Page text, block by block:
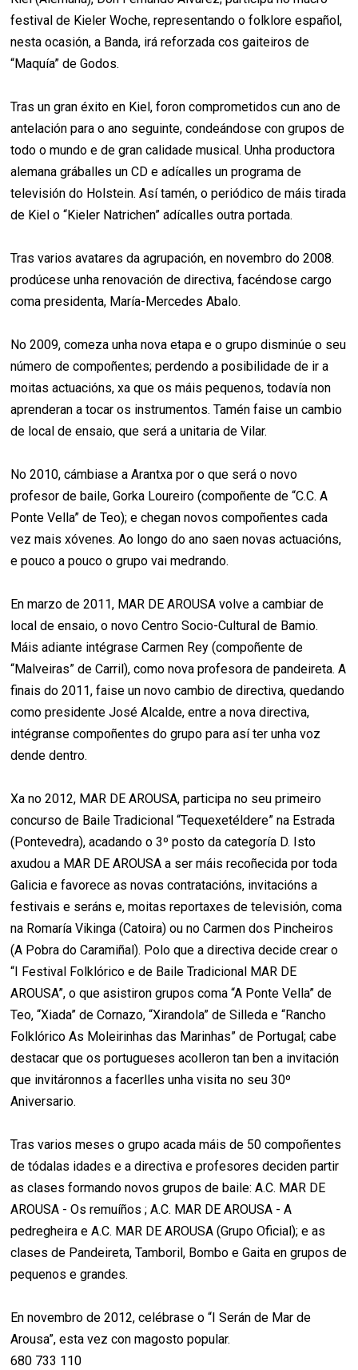
festival de Kieler Woche, representando o folklore español,
nesta ocasión, a Banda, irá reforzada cos gaiteiros de
“Maquía” de Godos.
Tras un gran éxito en Kiel, foron comprometidos cun ano de
antelación para o ano seguinte, condeándose con grupos de
todo o mundo e de gran calidade musical. Unha productora
alemana gráballes un CD e adícalles un programa de
televisión do Holstein. Así tamén, o periódico de máis tirada
de Kiel o “Kieler Natrichen” adícalles outra portada.
Tras varios avatares da agrupación, en novembro do 2008.
prodúcese unha renovación de directiva, facéndose cargo
coma presidenta, María-Mercedes Abalo.
No 2009, comeza unha nova etapa e o grupo disminúe o seu
número de compoñentes; perdendo a posibilidade de ir a
moitas actuacións, xa que os máis pequenos, todavía non
aprenderan a tocar os instrumentos. Tamén faise un cambio
de local de ensaio, que será a unitaria de Vilar.
No 2010, cámbiase a Arantxa por o que será o novo
profesor de baile, Gorka Loureiro (compoñente de “C.C. A
Ponte Vella” de Teo); e chegan novos compoñentes cada
vez mais xóvenes. Ao longo do ano saen novas actuacións,
e pouco a pouco o grupo vai medrando.
En marzo de 2011, MAR DE AROUSA volve a cambiar de
local de ensaio, o novo Centro Socio-Cultural de Bamio.
Máis adiante intégrase Carmen Rey (compoñente de
“Malveiras” de Carril), como nova profesora de pandeireta. A
finais do 2011, faise un novo cambio de directiva, quedando
como presidente José Alcalde, entre a nova directiva,
intégranse compoñentes do grupo para así ter unha voz
dende dentro.
Xa no 2012, MAR DE AROUSA, participa no seu primeiro
concurso de Baile Tradicional “Tequexetéldere” na Estrada
(Pontevedra), acadando o 3º posto da categoría D. Isto
axudou a MAR DE AROUSA a ser máis recoñecida por toda
Galicia e favorece as novas contratacións, invitacións a
festivais e seráns e, moitas reportaxes de televisión, coma
na Romaría Vikinga (Catoira) ou no Carmen dos Pincheiros
(A Pobra do Caramiñal). Polo que a directiva decide crear o
“I Festival Folklórico e de Baile Tradicional MAR DE
AROUSA”, o que asistiron grupos coma “A Ponte Vella” de
Teo, “Xiada” de Cornazo, “Xirandola” de Silleda e “Rancho
Folklórico As Moleirinhas das Marinhas” de Portugal; cabe
destacar que os portugueses acolleron tan ben a invitación
que invitáronnos a facerlles unha visita no seu 30º
Aniversario.
Tras varios meses o grupo acada máis de 50 compoñentes
de tódalas idades e a directiva e profesores deciden partir
as clases formando novos grupos de baile: A.C. MAR DE
AROUSA - Os remuíños ; A.C. MAR DE AROUSA - A
pedregheira e A.C. MAR DE AROUSA (Grupo Oficial); e as
clases de Pandeireta, Tamboril, Bombo e Gaita en grupos de
pequenos e grandes.
En novembro de 2012, celébrase o “I Serán de Mar de
Arousa”, esta vez con magosto popular.
680 733 110